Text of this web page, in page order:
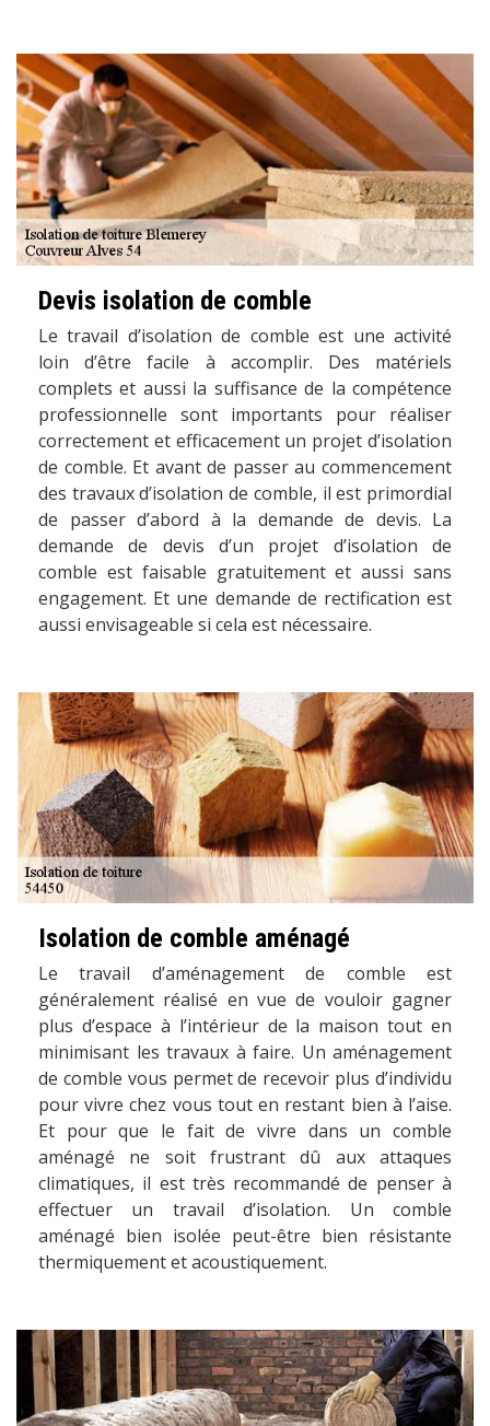
Devis isolation de comble
Le travail d’isolation de comble est une activité
loin d’être facile à accomplir. Des matériels
complets et aussi la suffisance de la compétence
professionnelle sont importants pour réaliser
correctement et efficacement un projet d’isolation
de comble. Et avant de passer au commencement
des travaux d’isolation de comble, il est primordial
de passer d’abord à la demande de devis. La
demande de devis d’un projet d’isolation de
comble est faisable gratuitement et aussi sans
engagement. Et une demande de rectification est
aussi envisageable si cela est nécessaire.
Isolation de comble aménagé
Le travail d’aménagement de comble est
généralement réalisé en vue de vouloir gagner
plus d’espace à l’intérieur de la maison tout en
minimisant les travaux à faire. Un aménagement
de comble vous permet de recevoir plus d’individu
pour vivre chez vous tout en restant bien à l’aise.
Et pour que le fait de vivre dans un comble
aménagé ne soit frustrant dû aux attaques
climatiques, il est très recommandé de penser à
effectuer un travail d’isolation. Un comble
aménagé bien isolée peut-être bien résistante
thermiquement et acoustiquement.